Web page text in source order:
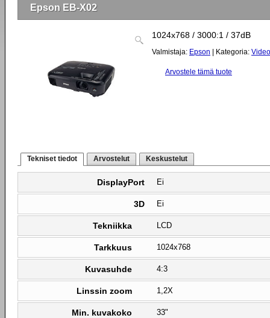
Epson EB-X02
1024x768 / 3000:1 / 37dB
Valmistaja: Epson | Kategoria:
Arvostele tämä tuote
Tekniset tiedot Arvostelut Keskustelut
DisplayPort Ei
3D Ei
Tekniikka LCD
Tarkkuus 1024x768
Kuvasuhde 4:3
Linssin zoom 1,2X
Min. kuvakoko 33"